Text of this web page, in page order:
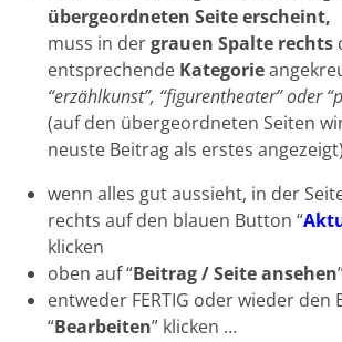
übergeordneten Seite erscheint,
muss in dergrauen Spalte rechts
entsprechende Kategorie
“erzählkunst”, “figurentheater” oder
(auf den übergeordneten Seiten
neuste Beitrag als erstes angezeigt)
wenn alles gut aussieht, in der
rechts auf den blauen Button “
klicken
oben auf “Beitrag / Seite ansehen
entweder FERTIG oder wieder den
“Bearbeiten” klicken …